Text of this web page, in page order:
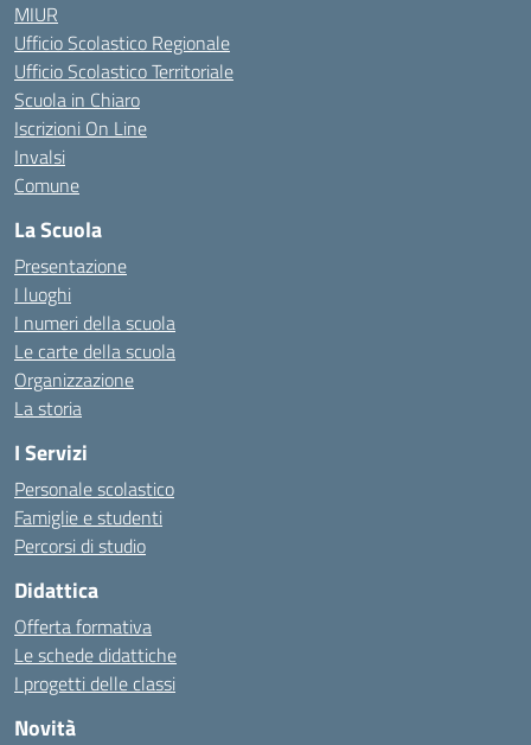
MIUR
Ufficio Scolastico Regionale
Ufficio Scolastico Territoriale
Scuola in Chiaro
Iscrizioni On Line
Invalsi
Comune
La Scuola
Presentazione
I luoghi
I numeri della scuola
Le carte della scuola
Organizzazione
La storia
I Servizi
Personale scolastico
Famiglie e studenti
Percorsi di studio
Didattica
Offerta formativa
Le schede didattiche
I progetti delle classi
Novità